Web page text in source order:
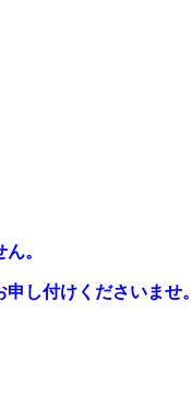
。
し付けくださいませ。